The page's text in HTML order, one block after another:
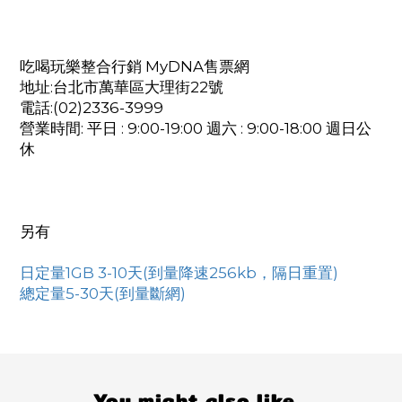
吃喝玩樂整合行銷 MyDNA售票網
地址:台北市萬華區大理街22號
電話:(02)2336-3999
營業時間: 平日 : 9:00-19:00 週六 : 9:00-18:00 週日公
休
另有
日定量1GB 3-10天(到量降速256kb，隔日重置)
總定量5-30天(到量斷網)